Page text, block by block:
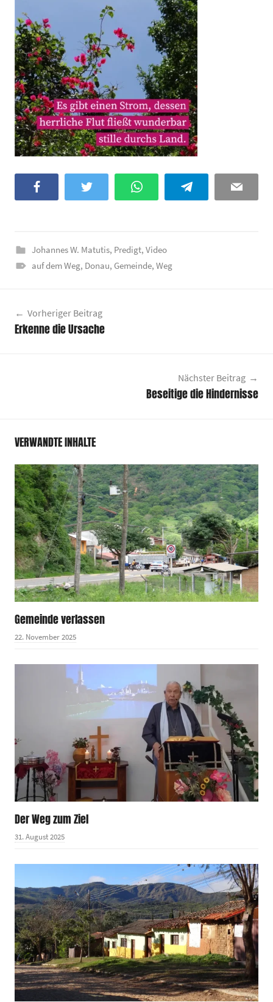
Twitter WhatsApp Telegram Email
Johannes W. Matutis, Predigt, Video
auf dem Weg, Donau, Gemeinde, Weg
Vorheriger Beitrag
Erkenne die Ursache
Nächster Beitrag
Beseitige die Hindernisse
VERWANDTE INHALTE
Gemeinde verlassen
22. November 2025
Der Weg zum Ziel
31. August 2025